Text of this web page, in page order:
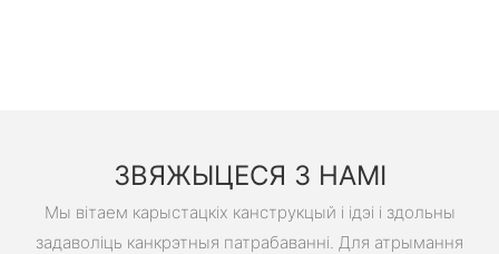
ЗВЯЖЫЦЕСЯ З НАМІ
Мы вітаем карыстацкіх канструкцый і ідэі і здольны
задаволіць канкрэтныя патрабаванні. Для атрымання